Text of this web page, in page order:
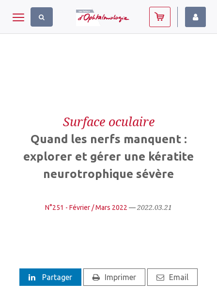
Toggle navigation
Surface oculaire
Quand les nerfs manquent :
explorer et gérer une kératite
neurotrophique sévère
N°251 - Février / Mars 2022 —2022.03.21
Partager Imprimer Email
Panneau de gestion des cookies